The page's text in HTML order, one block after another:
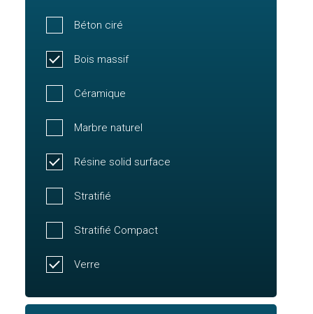
Béton ciré
Bois massif
Céramique
Marbre naturel
Résine solid surface
Stratifié
Stratifié Compact
Verre